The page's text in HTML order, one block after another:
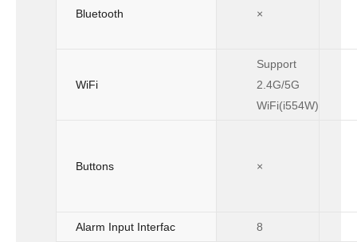
Bluetooth ×
WiFi
Support
2.4G/5G
WiFi(i554W)
Buttons ×
Alarm Input Interfac 8